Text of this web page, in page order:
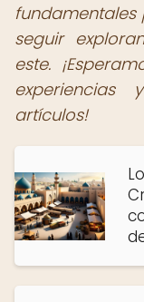
seguir
este.
experiencias
artículos!